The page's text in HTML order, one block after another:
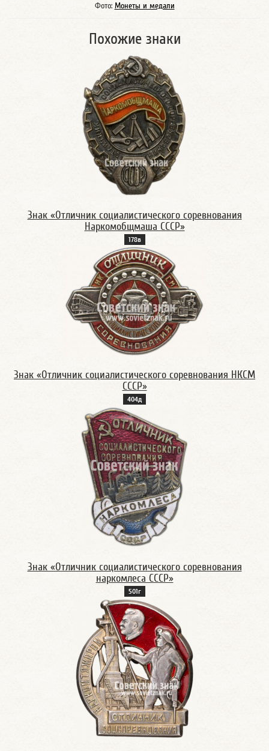
Фото: Монеты и медали
Похожие знаки
Знак «Отличник социалистического соревнования
Наркомобщмаша СССР»
178в
Знак «Отличник социалистического соревнования НКСМ
СССР»
404д
Знак «Отличник социалистического соревнования
наркомлеса СССР»
501г